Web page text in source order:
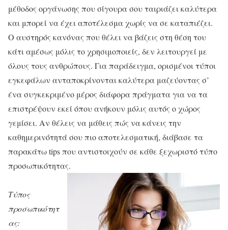
μέθοδος οργάνωσης που σίγουρα σου ταιριάζει καλύτερα
και μπορεί να έχει αποτέλεσμα χωρίς να σε καταπιέζει.
Ο αυστηρός κανόνας που θέλει να βάζεις στη θέση του
κάτι αμέσως μόλις το χρησιμοποιείς, δεν λειτουργεί με
όλους τους ανθρώπους. Για παράδειγμα, ορισμένοι τύποι
εγκεφάλων ανταποκρίνονται καλύτερα μαζεύοντας σ’
ένα συγκεκριμένο μέρος διάφορα πράγματα για να τα
επιστρέψουν εκεί όπου ανήκουν μόλις αυτός ο χώρος
γεμίσει. Αν θέλεις να μάθεις πώς να κάνεις την
καθημερινότητά σου πιο αποτελεσματική, διάβασε τα
παρακάτω tips που αντιστοιχούν σε κάθε ξεχωριστό τύπο
προσωπικότητας.
Τύπος
προσωπικότητ
ας: